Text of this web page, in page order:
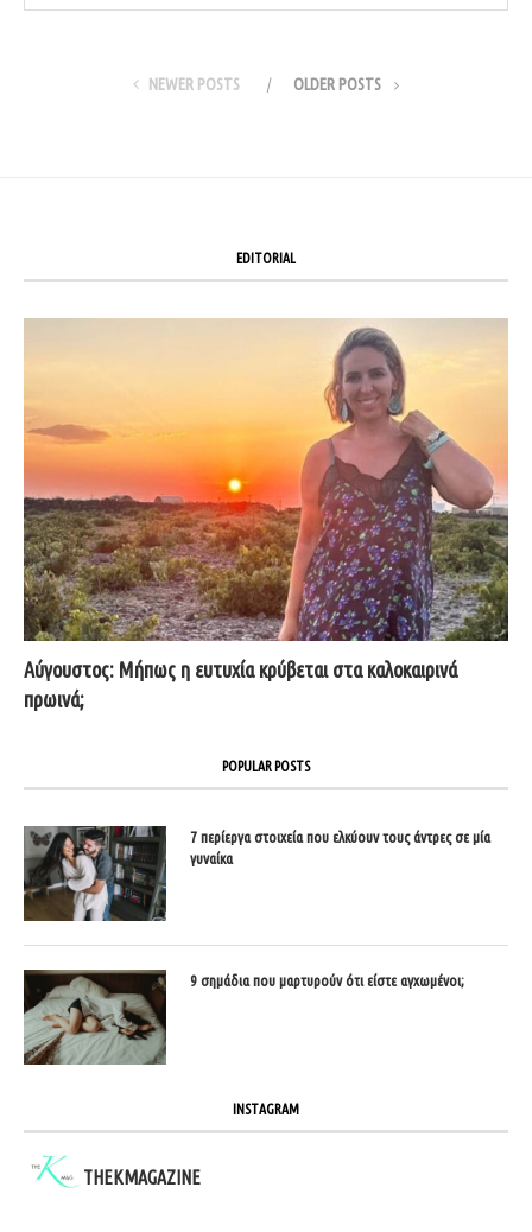
NEWER POSTS OLDER POSTS
EDITORIAL
Αύγουστος: Μήπως η ευτυχία κρύβεται στα καλοκαιρινά
πρωινά;
POPULAR POSTS
7 περίεργα στοιχεία που ελκύουν τους άντρες σε μία
γυναίκα
9 σημάδια που μαρτυρούν ότι είστε αγχωμένοι;
INSTAGRAM
THEKMAGAZINE